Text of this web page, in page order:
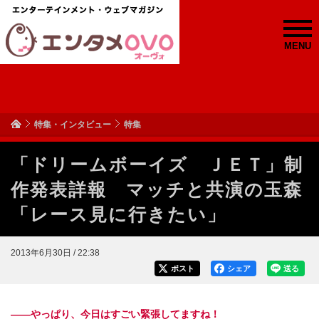
MENU
特集・インタビュー 特集
「ドリームボーイズ ＪＥＴ」制
作発表詳報 マッチと共演の玉森
「レース見に行きたい」
2013年6月30日 / 22:38
送る
シェア
ポスト
――やっぱり、今日はすごい緊張してますね！